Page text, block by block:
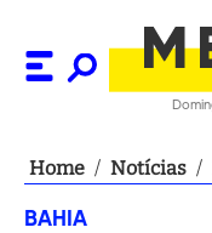
Home / Notícias /
BAHIA